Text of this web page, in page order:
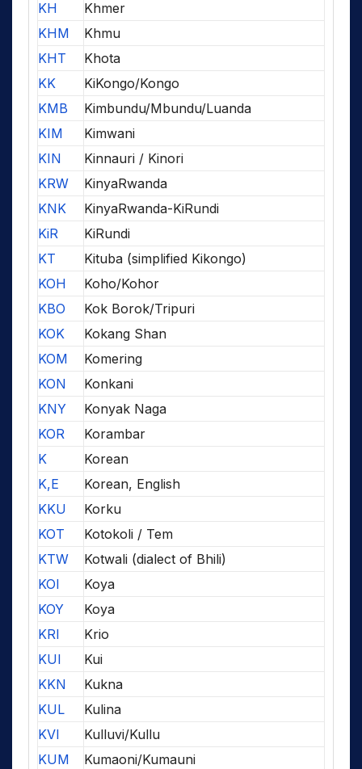
KH
Khmer
KHM
Khmu
KHT
Khota
KK
KiKongo/Kongo
KMB
Kimbundu/Mbundu/Luanda
KIM
Kimwani
KIN
Kinnauri / Kinori
KRW
KinyaRwanda
KNK
KinyaRwanda-KiRundi
KiR
KiRundi
KT
Kituba (simplified Kikongo)
KOH
Koho/Kohor
KBO
Kok Borok/Tripuri
KOK
Kokang Shan
KOM
Komering
KON
Konkani
KNY
Konyak Naga
KOR
Korambar
K
Korean
K,E
Korean, English
KKU
Korku
KOT
Kotokoli / Tem
KTW
Kotwali (dialect of Bhili)
KOI
Koya
KOY
Koya
KRI
Krio
KUI
Kui
KKN
Kukna
KUL
Kulina
KVI
Kulluvi/Kullu
KUM
Kumaoni/Kumauni